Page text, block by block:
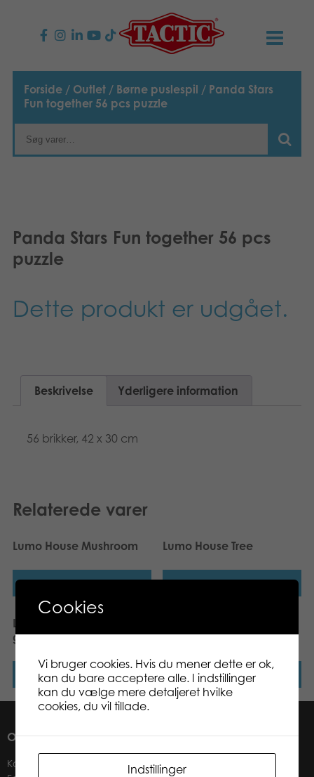
PRODUKTER
Børnespil
Puslespil
NYHEDER
TACTIC
Vores historie
Links
Media
Français
Deutsch
Forside / Outlet / Børne puslespil / Panda Stars
Fun together 56 pcs puzzle
Panda Stars Fun together 56 pcs
puzzle
Dette produkt er udgået.
Beskrivelse Yderligere information
56 brikker, 42 x 30 cm
Relaterede varer
Lumo House Mushroom
Læs mere
Lumo House Tree
Læs mere
Lumo Stars Kwartet card
game
Læs mere
floor puzzle
Læs mere
OM OS
Kontakter
Cookies
Vi bruger cookies. Hvis du mener dette er ok,
kan du bare acceptere alle. I indstillinger
kan du vælge mere detaljeret hvilke
cookies, du vil tillade.
Indstillinger